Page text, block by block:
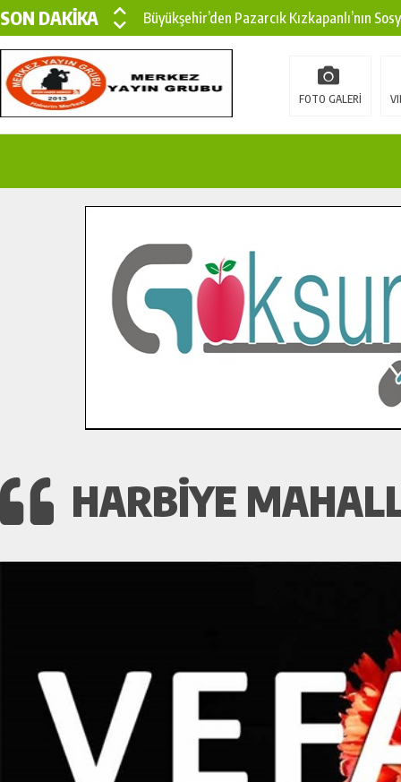
SON DAKİKA
Büyükşehir’den Pazarcık Kızkapanlı’nın
Büyükşehir’den Pazarcık Kırsalına Modern
Çin’den KSÜ’ye Uluslararası Başarı:
İlçe Jandarma Komutanı Karakaya’dan
Bertiz’in Yeni Köprüsünde Sona Doğru.
FOTO GALERİ
HARBIYE